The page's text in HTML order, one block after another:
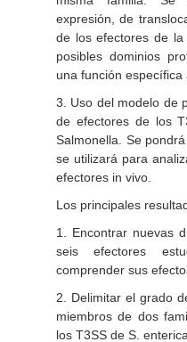
expresión, de
de los efectores de
posibles dominios
una función específica
3. Uso del modelo de
de efectores de los
Salmonella . Se
se utilizará para
efectores in vivo.
Los principales
1. Encontrar nuevas
seis efectores
comprender sus
2. Delimitar el grado
miembros de dos
los T3SS de S. enterica